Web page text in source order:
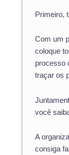
Primeiro,
Com um
coloque
processo
traçar os
você
A
consiga